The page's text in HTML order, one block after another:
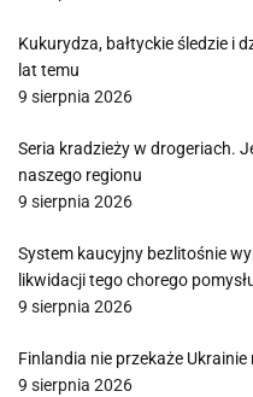
Kukurydza, bałtyckie śledzie i
lat temu
9 sierpnia 2026
Seria kradzieży w drogeriach.
naszego regionu
9 sierpnia 2026
System kaucyjny bezlitośnie
likwidacji tego chorego
9 sierpnia 2026
Finlandia nie przekaże
9 sierpnia 2026